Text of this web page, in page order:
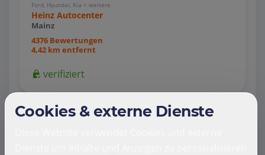
Ford, Hyundai, Kia + weitere
Heinz Autocenter
Mainz
4376 Bewertungen
4,42 km entfernt
verifiziert
Cookies & externe Dienste